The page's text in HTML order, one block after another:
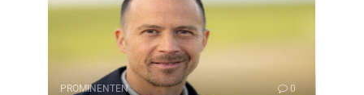
PROMINENTEN 0